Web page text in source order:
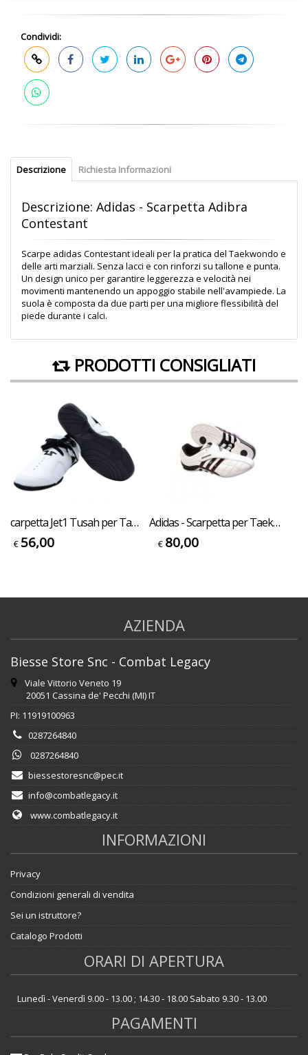
Condividi:
Descrizione Richiesta Informazioni
Descrizione: Adidas - Scarpetta Adibra
Contestant
Scarpe adidas Contestant ideali per la pratica del Taekwondo e
delle arti marziali. Senza lacci e con rinforzi su tallone e punta.
Un design unico per garantire leggerezza e velocità nei
movimenti mantenendo un appoggio stabile nell'avampiede. La
suola è composta da due parti per una migliore flessibilità del
piede durante i calci.
PRODOTTI CONSIGLIATI
Scarpetta Jet1 Tusah per Taekwondo Karate ed Arti Marziali
€ 56,00
Adidas - Scarpetta per Taekwondo Adi-Storm
€ 80,00
AZIENDA
Biesse Store Snc - Combat Legacy
Viale Vittorio Veneto 19
20051 Cassina de' Pecchi (MI) IT
PI: 11919100963
0287264840
0287264840
biessestoresnc@pec.it
info@combatlegacy.it
www.combatlegacy.it
INFORMAZIONI
Privacy
Condizioni generali di vendita
Sei un istruttore?
Catalogo Prodotti
ORARI DI APERTURA
Lunedì - Venerdì 9.00 - 13.00 ; 14.30 - 18.00 Sabato 9.30 - 13.00
PAGAMENTI